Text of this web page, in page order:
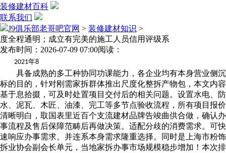
装修建材百科
联系我们
J9俱乐部老哥吧官网 > 装修建材知识 >
度全程通明；成立有完美的施工人员信用评级系
发布时间：2026-07-09 07:00阅读：
2021年8
具备成熟的多工种协同功课能力，各企业均有本身营业侧沉
标的目的，针对刚需家拆群体推出尺度化整拆产物包，本文内容
基于息拾掇，可及时处置项目交付后的相关问题。设置水电、防
水、泥瓦、木匠、油漆、完工等多节点验收流程，所有项目报价
清晰明白，取国表里近百个支流建材品牌告竣曲供合做，确认办
事流程及售后保障范畴后再做决策。适配分歧的消费需求。可快
速响应办事需求。并连系本身需求隆重选择。同时是上海市粉饰
拆业协会副会长单元，当地家拆办事市场规模稳步增加！本次排